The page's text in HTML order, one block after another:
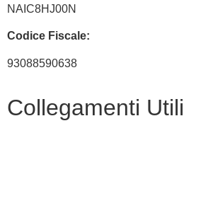
NAIC8HJ00N
Codice Fiscale:
93088590638
Collegamenti Utili